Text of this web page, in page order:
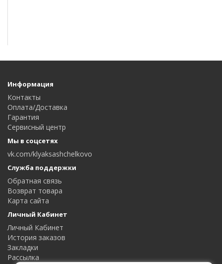
Информация
Контакты
Оплата/Доставка
Гарантия
Сервисный центр
Мы в соцсетях
vk.com/klyaksashchelkovo
Служба поддержки
Обратная связь
Возврат товара
Карта сайта
Личный Кабинет
Личный Кабинет
История заказов
Закладки
Рассылка